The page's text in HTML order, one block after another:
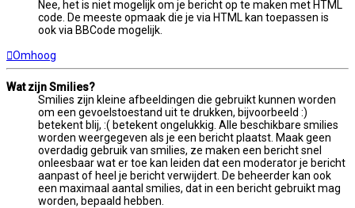
Nee, het is niet mogelijk om je bericht op te maken met HTML
code. De meeste opmaak die je via HTML kan toepassen is
ook via BBCode mogelijk.
Omhoog
Wat zijn Smilies?
Smilies zijn kleine afbeeldingen die gebruikt kunnen worden
om een gevoelstoestand uit te drukken, bijvoorbeeld :)
betekent blij, :( betekent ongelukkig. Alle beschikbare smilies
worden weergegeven als je een bericht plaatst. Maak geen
overdadig gebruik van smilies, ze maken een bericht snel
onleesbaar wat er toe kan leiden dat een moderator je bericht
aanpast of heel je bericht verwijdert. De beheerder kan ook
een maximaal aantal smilies, dat in een bericht gebruikt mag
worden, bepaald hebben.